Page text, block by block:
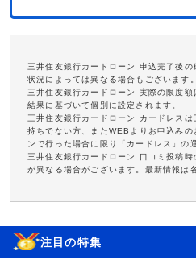
三井住友銀行カードローン 申込完了後
状況によっては異なる場合もございます。
三井住友銀行カードローン 実際の限度
結果に基づいて個別に設定されます。
三井住友銀行カードローン カードレス
持ちでない方、またWEBよりお申込み
ンで行った場合に限り「カードレス」の
三井住友銀行カードローン 口コミ投稿
が異なる場合がございます。最新情報は
注目の特集